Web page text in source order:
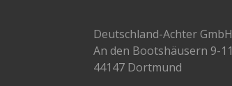
Deutschland-Achter GmbH
An den Bootshäusern 9-11
44147 Dortmund